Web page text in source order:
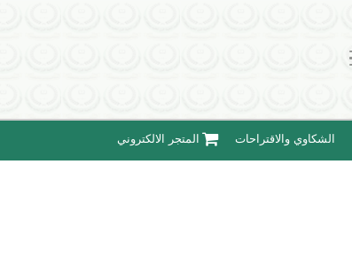
الشكاوي والاقتراحات المتجر الالكتروني